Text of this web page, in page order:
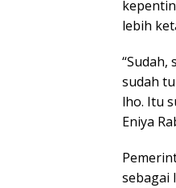
lebih
sudah
lho. Itu
Eniya
sebagai